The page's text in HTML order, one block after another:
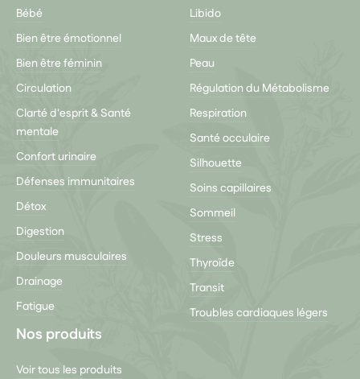
Bébé
Bien être émotionnel
Bien être féminin
Circulation
Clarté d'esprit & Santé
mentale
Confort urinaire
Défenses immunitaires
Détox
Digestion
Douleurs musculaires
Drainage
Fatigue
Libido
Maux de tête
Peau
Régulation du Métabolisme
Respiration
Santé occulaire
Silhouette
Soins capillaires
Sommeil
Stress
Thyroïde
Transit
Troubles cardiaques légers
Nos produits
Voir tous les produits